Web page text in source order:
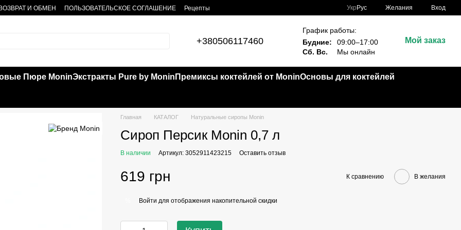
ВОЗВРАТ И ОБМЕН ПОЛЬЗОВАТЕЛЬСКОЕ СОГЛАШЕНИЕ Рецепты Укр Рус Желания Вход
+380506117460
График работы:
Будние:
09:00–17:00
Сб. Вс.
Мы онлайн
Мой заказ
Пюре MoninЭкстракты Pure by Monin Премиксы коктейлей от MoninОсновы для коктейлей
Главная КАТАЛОГ Натуральные сиропы Monin
Сироп Персик Monin 0,7 л
В наличии Артикул: 3052911423215 Оставить отзыв
619 грн К сравнению В желания
Войти для отображения накопительной скидки